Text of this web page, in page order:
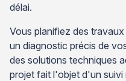
délai.
Vous planifiez des
un diagnostic précis de
des solutions techniques
projet fait l'objet d'un